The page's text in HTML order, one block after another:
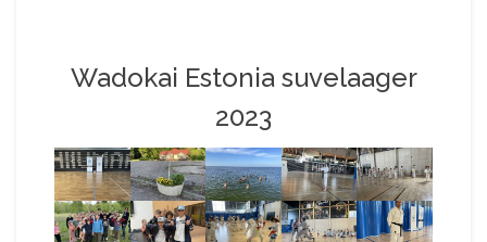
Wadokai Estonia suvelaager
2023